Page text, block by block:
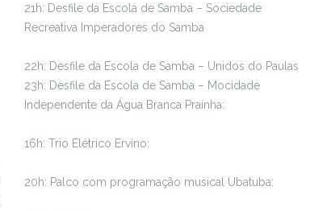
21h: Desfile da Escola de Samba – Sociedade
Recreativa Imperadores do Samba
22h: Desfile da Escola de Samba – Unidos do Paulas
23h: Desfile da Escola de Samba – Mocidade
Independente da Água Branca Prainha:
16h: Trio Elétrico Ervino:
20h: Palco com programação musical Ubatuba: